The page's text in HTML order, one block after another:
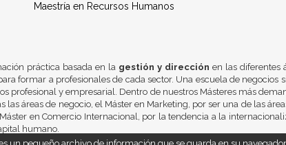
Maestría en Recursos Humanos
práctica basada en la gestión y dirección en las diferentes
formar a profesionales de cada sector. Una escuela de
profesional y empresarial. Dentro de nuestros Másteres más
áreas de negocio, el Máster en Marketing, por ser una de las
en Comercio Internacional, por la tendencia a la
humano.